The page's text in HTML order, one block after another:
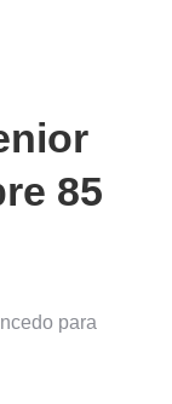
85
para